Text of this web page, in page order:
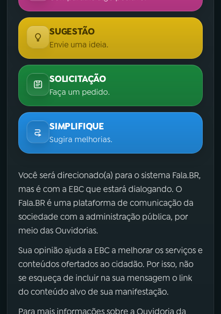
SUGESTÃO
Envie uma ideia.
SOLICITAÇÃO
Faça um pedido.
SIMPLIFIQUE
Sugira melhorias.
Você será direcionado(a) para o sistema Fala.BR,
mas é com a EBC que estará dialogando. O
Fala.BR é uma plataforma de comunicação da
sociedade com a administração pública, por
meio das Ouvidorias.
Sua opinião ajuda a EBC a melhorar os serviços e
conteúdos ofertados ao cidadão. Por isso, não
se esqueça de incluir na sua mensagem o link
do conteúdo alvo de sua manifestação.
Para mais informações sobre a Ouvidoria da